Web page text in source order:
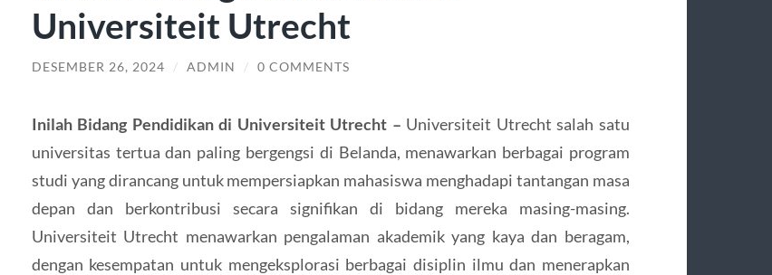
Universiteit Utrecht
DESEMBER 26, 2024 / ADMIN / 0 COMMENTS
Inilah Bidang Pendidikan di Universiteit Utrecht – Universiteit Utrecht salah satu
universitas tertua dan paling bergengsi di Belanda, menawarkan berbagai program
studi yang dirancang untuk mempersiapkan mahasiswa menghadapi tantangan masa
depan dan berkontribusi secara signifikan di bidang mereka masing-masing.
Universiteit Utrecht menawarkan pengalaman akademik yang kaya dan beragam,
dengan kesempatan untuk mengeksplorasi berbagai disiplin ilmu dan menerapkan